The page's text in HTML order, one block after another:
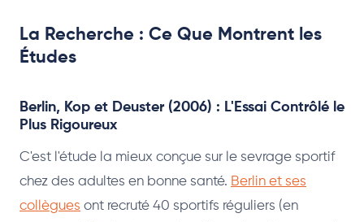
La Recherche : Ce Que Montrent les
Études
Berlin, Kop et Deuster (2006) : L'Essai Contrôlé le
Plus Rigoureux
C'est l'étude la mieux conçue sur le sevrage sportif
chez des adultes en bonne santé. Berlin et ses
collègues ont recruté 40 sportifs réguliers (en